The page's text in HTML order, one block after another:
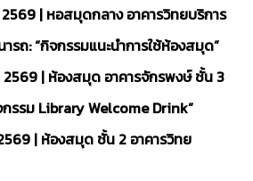
| หอสมุดกลาง อาคารวิทยบริการ
ถ: “กิจกรรมแนะนำการใช้ห้องสมุด”
| ห้องสมุด อาคารจักรพงษ์ ชั้น 3
รรม Library Welcome Drink”
| ห้องสมุด ชั้น 2 อาคารวิทย